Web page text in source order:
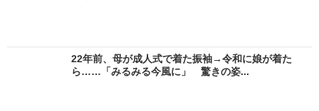
22年前、母が成人式で着た振袖→令和に娘が着た
ら……「みるみる今風に」 驚きの姿...